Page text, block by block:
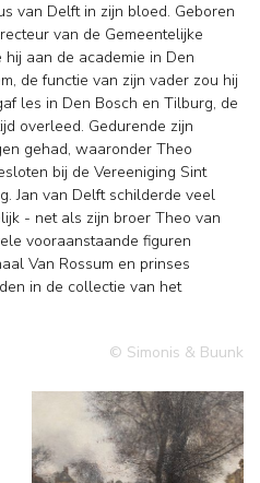
van Delft in zijn bloed. Geboren
van de Gemeentelijke
aan de academie in Den
de functie van zijn vader zou hij
les in Den Bosch en Tilburg, de
overleed. Gedurende zijn
gehad, waaronder Theo
bij de Vereeniging Sint
Jan van Delft schilderde veel
- net als zijn broer Theo van
vooraanstaande figuren
Van Rossum en prinses
in de collectie van het
© Simonis & Buunk